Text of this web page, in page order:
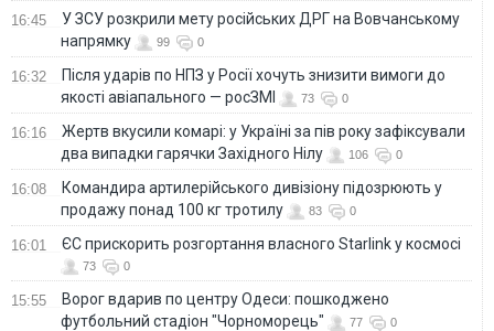
16:45
У ЗСУ розкрили мету російських ДРГ на Вовчанському
напрямку
99 0
16:32
Після ударів по НПЗ у Росії хочуть знизити вимоги до
якості авіапального — росЗМІ
73 0
16:16
Жертв вкусили комарі: у Україні за пів року зафіксували
два випадки гарячки Західного Нілу
106 0
16:08
Командира артилерійського дивізіону підозрюють у
продажу понад 100 кг тротилу
83 0
16:01 ЄС прискорить розгортання власного Starlink у космосі
73 0
15:55
Ворог вдарив по центру Одеси: пошкоджено
футбольний стадіон "Чорноморець"
77 0